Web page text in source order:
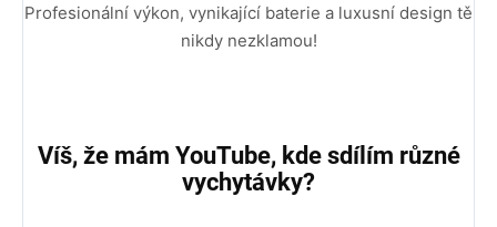
Profesionální výkon, vynikající baterie a luxusní design tě
nikdy nezklamou!
Víš, že mám YouTube, kde sdílím různé
vychytávky?